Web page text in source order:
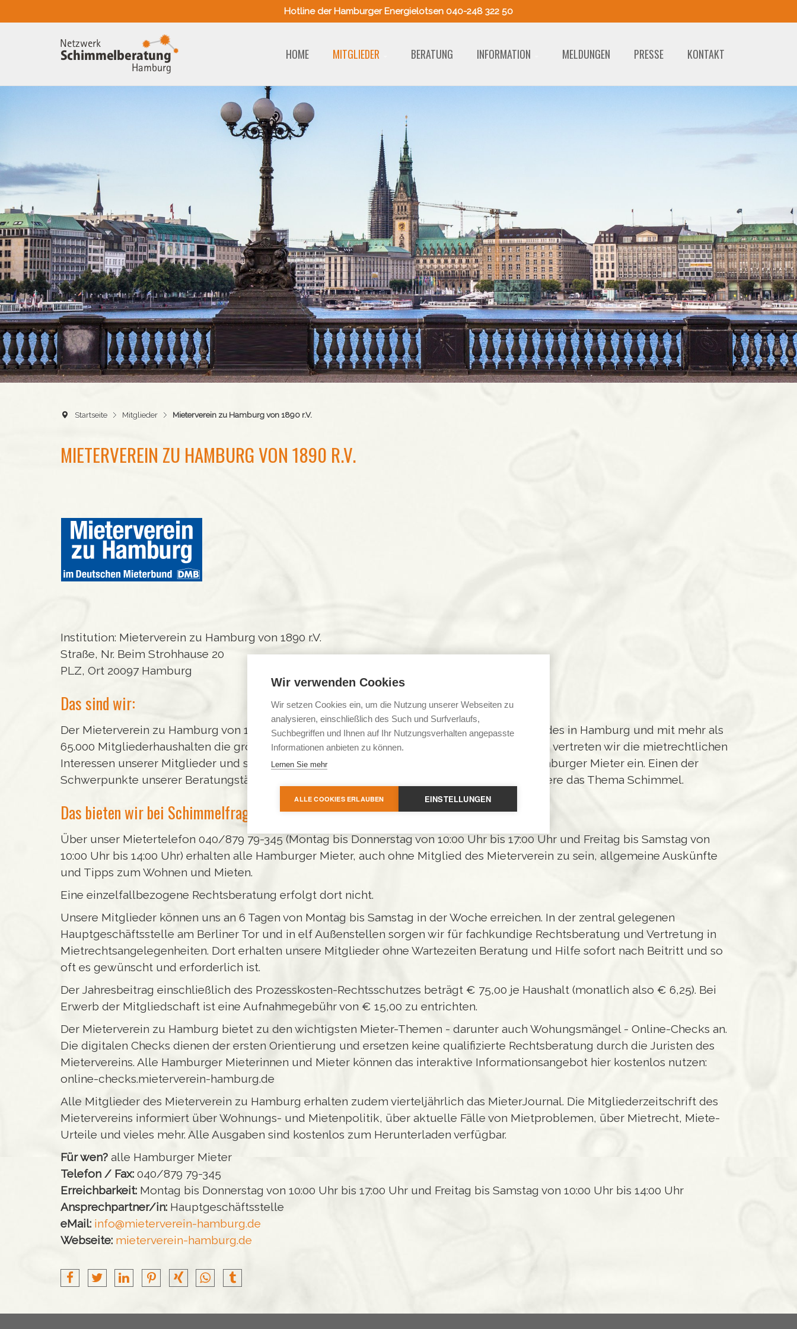
Hotline der Hamburger Energielotsen 040-248 322 50
HOME MITGLIEDER BERATUNG INFORMATION MELDUNGEN PRESSE KONTAKT
Startseite Mitglieder Mieterverein zu Hamburg von 1890 r.V.
MIETERVEREIN ZU HAMBURG VON 1890 R.V.
Institution: Mieterverein zu Hamburg von 1890 r.V.
Straße, Nr. Beim Strohhause 20
PLZ, Ort 20097 Hamburg
Das sind wir:
Der Mieterverein zu Hamburg von 1890 r.V. ist der Landesverband des Deutschen Mieterbundes in Hamburg und mit mehr als
65.000 Mitgliederhaushalten die größte Mieterorganisation in Hamburg. Seit über 125 Jahren vertreten wir die mietrechtlichen
Interessen unserer Mitglieder und setzen uns für die wohnungspolitischen Belange der Hamburger Mieter ein. Einen der
Schwerpunkte unserer Beratungstätigkeit bilden die Wohnungsmängel und dort insbesondere das Thema Schimmel.
Das bieten wir bei Schimmelfragen:
Über unser Mietertelefon 040/879 79-345 (Montag bis Donnerstag von 10:00 Uhr bis 17:00 Uhr und Freitag bis Samstag von
10:00 Uhr bis 14:00 Uhr) erhalten alle Hamburger Mieter, auch ohne Mitglied des Mieterverein zu sein, allgemeine Auskünfte
und Tipps zum Wohnen und Mieten.
Eine einzelfallbezogene Rechtsberatung erfolgt dort nicht.
Unsere Mitglieder können uns an 6 Tagen von Montag bis Samstag in der Woche erreichen. In der zentral gelegenen
Hauptgeschäftsstelle am Berliner Tor und in elf Außenstellen sorgen wir für fachkundige Rechtsberatung und Vertretung in
Mietrechtsangelegenheiten. Dort erhalten unsere Mitglieder ohne Wartezeiten Beratung und Hilfe sofort nach Beitritt und so
oft es gewünscht und erforderlich ist.
Der Jahresbeitrag einschließlich des Prozesskosten-Rechtsschutzes beträgt € 75,00 je Haushalt (monatlich also € 6,25). Bei
Erwerb der Mitgliedschaft ist eine Aufnahmegebühr von € 15,00 zu entrichten.
Der Mieterverein zu Hamburg bietet zu den wichtigsten Mieter-Themen - darunter auch Wohungsmängel - Online-Checks an.
Die digitalen Checks dienen der ersten Orientierung und ersetzen keine qualifizierte Rechtsberatung durch die Juristen des
Mietervereins. Alle Hamburger Mieterinnen und Mieter können das interaktive Informationsangebot hier kostenlos nutzen:
online-checks.mieterverein-hamburg.de
Alle Mitglieder des Mieterverein zu Hamburg erhalten zudem vierteljährlich das MieterJournal. Die Mitgliederzeitschrift des
Mietervereins informiert über Wohnungs- und Mietenpolitik, über aktuelle Fälle von Mietproblemen, über Mietrecht, Miete-
Urteile und vieles mehr. Alle Ausgaben sind kostenlos zum Herunterladen verfügbar.
Für wen? alle Hamburger Mieter
Telefon / Fax: 040/879 79-345
Erreichbarkeit: Montag bis Donnerstag von 10:00 Uhr bis 17:00 Uhr und Freitag bis Samstag von 10:00 Uhr bis 14:00 Uhr
Ansprechpartner/in: Hauptgeschäftsstelle
eMail: info@mieterverein-hamburg.de
Webseite: mieterverein-hamburg.de
Wir verwenden Cookies
Wir setzen Cookies ein, um die Nutzung unserer Webseiten zu
analysieren, einschließlich des Such und Surfverlaufs,
Suchbegriffen und Ihnen auf Ihr Nutzungsverhalten angepasste
Informationen anbieten zu können.
Lernen Sie mehr
ALLE COOKIES ERLAUBEN EINSTELLUNGEN